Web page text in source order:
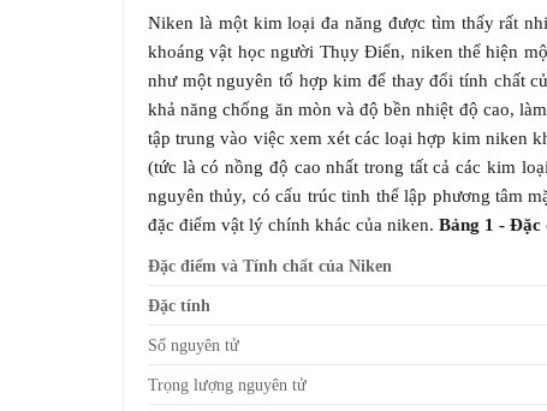
Niken là một kim loại đa năng được tìm thấy rất
khoáng vật học người Thụy Điển, niken thể hiện
như một nguyên tố hợp kim để thay đổi tính chất
khả năng chống ăn mòn và độ bền nhiệt độ cao,
tập trung vào việc xem xét các loại hợp kim niken
(tức là có nồng độ cao nhất trong tất cả các kim
nguyên thủy, có cấu trúc tinh thể lập phương tâm
đặc điểm vật lý chính khác của niken. Bảng 1 - Đặc
Đặc điểm và Tính chất của Niken
Đặc tính
Số nguyên tử
Trọng lượng nguyên tử